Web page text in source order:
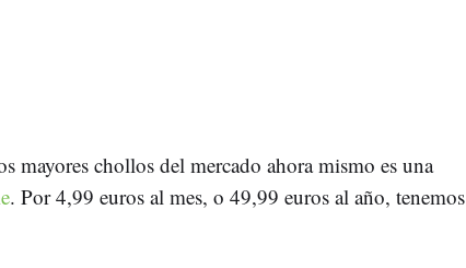
mayores chollos del mercado ahora mismo es una
. Por 4,99 euros al mes, o 49,99 euros al año, tenemos